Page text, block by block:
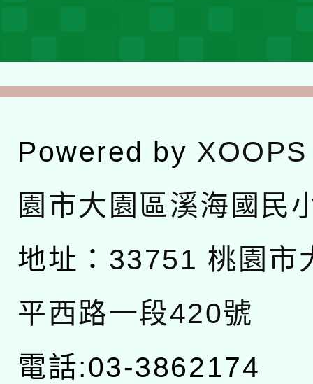
Powered by XOOPS
園市大園區溪海國民
地址： 33751 桃園市
平西路一段420號
電話:03-3862174